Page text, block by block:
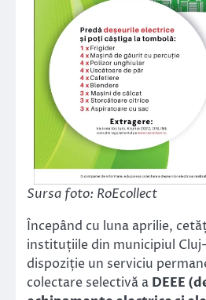
Sursa foto: RoEcollect
Începând cu luna aprilie,
instituțiile din municipiul
dispoziție un serviciu
colectare selectivă a DEEE